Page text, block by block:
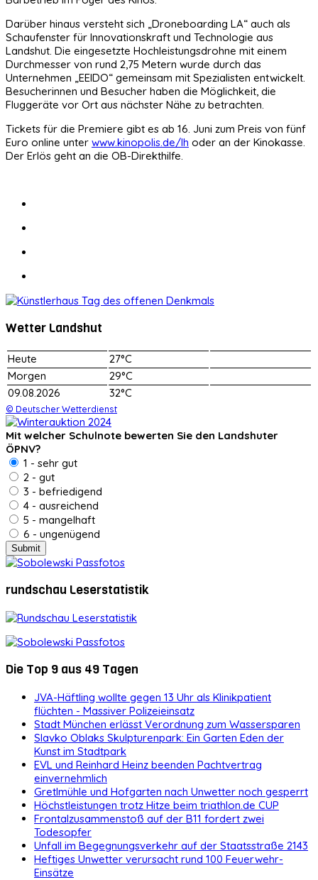
Darüber hinaus versteht sich „Droneboarding LA“ auch als
Schaufenster für Innovationskraft und Technologie aus
Landshut. Die eingesetzte Hochleistungsdrohne mit einem
Durchmesser von rund 2,75 Metern wurde durch das
Unternehmen „EEIDO“ gemeinsam mit Spezialisten entwickelt.
Besucherinnen und Besucher haben die Möglichkeit, die
Fluggeräte vor Ort aus nächster Nähe zu betrachten.
Tickets für die Premiere gibt es ab 16. Juni zum Preis von fünf
Euro online unter www.kinopolis.de/lh oder an der Kinokasse.
Der Erlös geht an die OB-Direkthilfe.
Wetter Landshut
Heute
27°C
Morgen
29°C
09.08.2026
32°C
© Deutscher Wetterdienst
Mit welcher Schulnote bewerten Sie den Landshuter
ÖPNV?
1 - sehr gut
2 - gut
3 - befriedigend
4 - ausreichend
5 - mangelhaft
6 - ungenügend
rundschau Leserstatistik
Die Top 9 aus 49 Tagen
JVA-Häftling wollte gegen 13 Uhr als Klinikpatient
flüchten - Massiver Polizeieinsatz
Stadt München erlässt Verordnung zum Wassersparen
Slavko Oblaks Skulpturenpark: Ein Garten Eden der
Kunst im Stadtpark
EVL und Reinhard Heinz beenden Pachtvertrag
einvernehmlich
Gretlmühle und Hofgarten nach Unwetter noch gesperrt
Höchstleistungen trotz Hitze beim triathlon.de CUP
Frontalzusammenstoß auf der B11 fordert zwei
Todesopfer
Unfall im Begegnungsverkehr auf der Staatsstraße 2143
Heftiges Unwetter verursacht rund 100 Feuerwehr-
Einsätze